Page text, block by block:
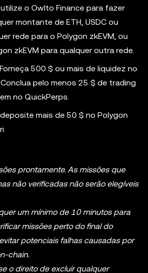
o Owlto Finance para fazer
montante de ETH, USDC ou
rede para o Polygon zkEVM, ou
zkEVM para qualquer outra rede.
500 $ ou mais de liquidez no
pelo menos 25 $ de trading
no QuickPerps.
mais de 50 $ no Polygon
prontamente. As missões que
não verificadas não serão elegíveis
um mínimo de 10 minutos para
missões perto do final do
potenciais falhas causadas por
chain.
o direito de excluir qualquer